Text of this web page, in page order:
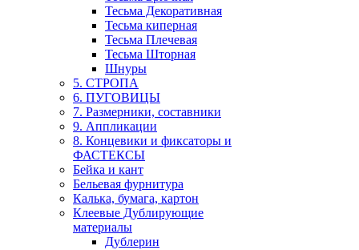
Тесьма Декоративная
Тесьма киперная
Тесьма Плечевая
Тесьма Шторная
Шнуры
5. СТРОПА
6. ПУГОВИЦЫ
7. Размерники, составники
9. Аппликации
8. Концевики и фиксаторы и
ФАСТЕКСЫ
Бейка и кант
Бельевая фурнитура
Калька, бумага, картон
Клеевые Дублирующие
материалы
Дублерин